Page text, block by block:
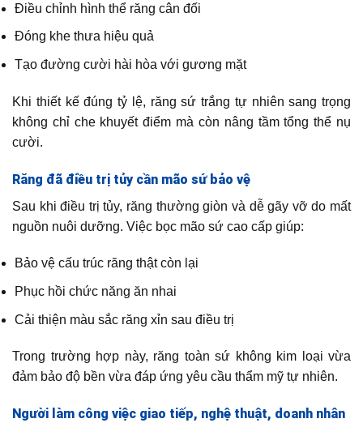
Điều chỉnh hình thể răng cân đối
Đóng khe thưa hiệu quả
Tạo đường cười hài hòa với gương mặt
Khi thiết kế đúng tỷ lệ, răng sứ trắng tự nhiên sang trọng
không chỉ che khuyết điểm mà còn nâng tầm tổng thể nụ
cười.
Răng đã điều trị tủy cần mão sứ bảo vệ
Sau khi điều trị tủy, răng thường giòn và dễ gãy vỡ do mất
nguồn nuôi dưỡng. Việc bọc mão sứ cao cấp giúp:
Bảo vệ cấu trúc răng thật còn lại
Phục hồi chức năng ăn nhai
Cải thiện màu sắc răng xỉn sau điều trị
Trong trường hợp này, răng toàn sứ không kim loại vừa
đảm bảo độ bền vừa đáp ứng yêu cầu thẩm mỹ tự nhiên.
Người làm công việc giao tiếp, nghệ thuật, doanh nhân